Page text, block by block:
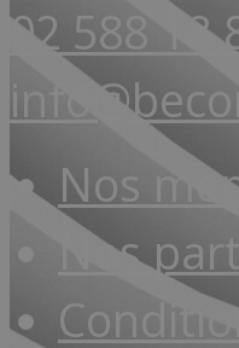
02 588 18
Nos
Nos